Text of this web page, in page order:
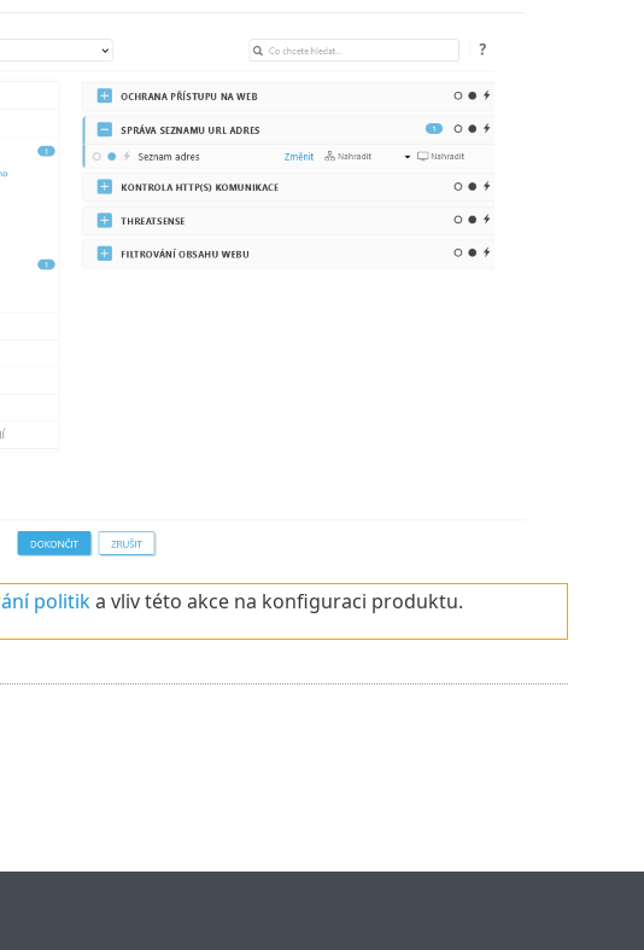
politika vliv této akce na konfiguraci produktu.